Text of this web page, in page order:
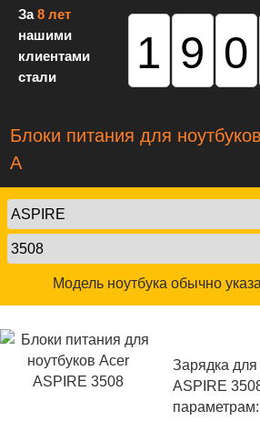
За8 лет
нашими
клиентами
стали
Блоки питания для
A
Модель ноутбука обычно
Зарядка для
ASPIRE
параметрам: